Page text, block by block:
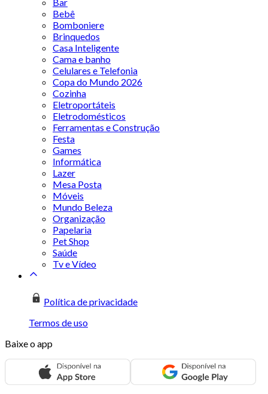
Bebê
Bomboniere
Brinquedos
Casa Inteligente
Cama e banho
Celulares e Telefonia
Copa do Mundo 2026
Cozinha
Eletroportáteis
Eletrodomésticos
Ferramentas e Construção
Festa
Games
Informática
Lazer
Mesa Posta
Móveis
Mundo Beleza
Organização
Papelaria
Pet Shop
Saúde
Tv e Vídeo
Política de privacidade
Termos de uso
Baixe o app